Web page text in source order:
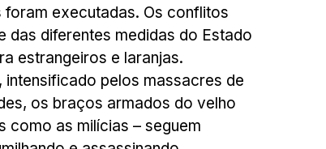
executadas. Os conflitos
das diferentes medidas do Estado
estrangeiros e laranjas.
intensificado pelos massacres de
os braços armados do velho
como as milícias – seguem